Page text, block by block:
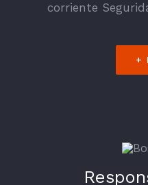
corriente
+